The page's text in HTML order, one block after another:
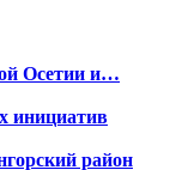
Осетии и…
инициатив
район